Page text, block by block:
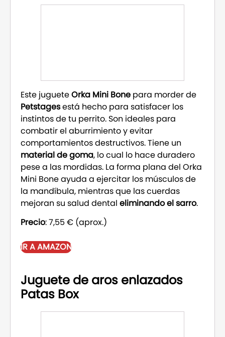
Este jugueteOrka Mini Bone para morder de
Petstagesestá hecho para satisfacer los
instintos de tu perrito. Son ideales para
combatir el aburrimiento y evitar
comportamientos destructivos. Tiene un
material de goma, lo cual lo hace duradero
pese a las mordidas. La forma plana del Orka
Mini Bone ayuda a ejercitar los músculos de
la mandíbula, mientras que las cuerdas
mejoran su salud dental eliminando el sarro.
Precio: 7,55 € (aprox.)
IR A AMAZON
Juguete de aros enlazados
Patas Box